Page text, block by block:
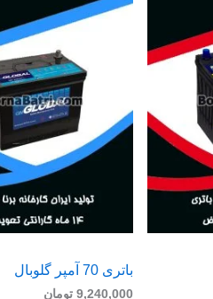
باتری 70 آمپر گلوبال
9,240,000 تومان